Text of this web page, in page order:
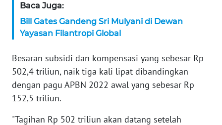
Baca Juga:
Bill Gates Gandeng Sri Mulyani di Dewan
Yayasan Filantropi Global
Besaran subsidi dan kompensasi yang sebesar Rp
502,4 triliun, naik tiga kali lipat dibandingkan
dengan pagu APBN 2022 awal yang sebesar Rp
152,5 triliun.
"Tagihan Rp 502 triliun akan datang setelah
WN
SUMUT
JAKARTA
WN
JABAR
WN